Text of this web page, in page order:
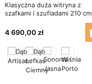
Klasyczna duża witryna z
szafkami i szufladami 210 cm
4 690,00 zł